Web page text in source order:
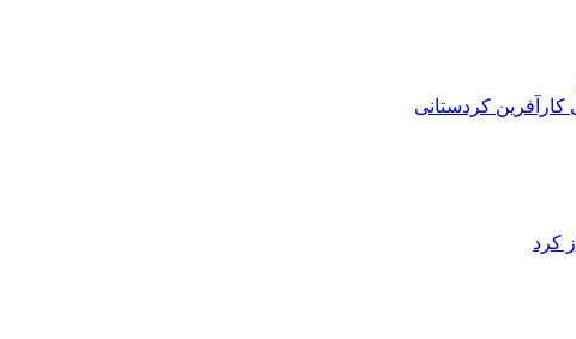
کردستانی
کرد